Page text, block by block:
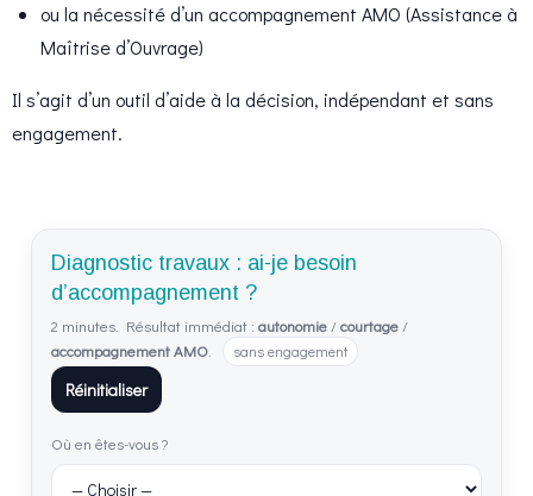
ou la nécessité d’un accompagnement AMO (Assistance à
Maîtrise d’Ouvrage)
Il s’agit d’un outil d’aide à la décision, indépendant et sans
engagement.
Diagnostic travaux : ai-je besoin
d’accompagnement ?
2 minutes. Résultat immédiat : autonomie /courtage /
accompagnement AMO
sans engagement
Réinitialiser
Où en êtes-vous ?